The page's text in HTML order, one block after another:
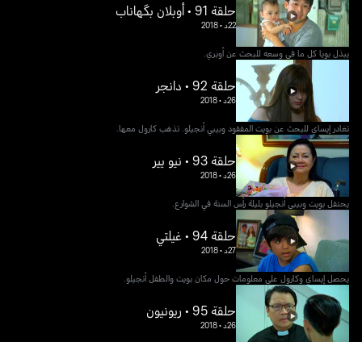
حلقة 91 • أوبلان بگهاناب
22د •
2018
يبذل بويا كل ما في وسعه للبحث عن أوبري.
حلقة 92 • دانجر
26د •
2018
تغادر إيساي للبحث عن بويت المفقود وبيبي أنجيلو. تذهب كارول معها.
حلقة 93 • نيو يير
26د •
2018
يحتفل بويت وبيبي أنجيلو بليلة رأس السنة في الشوارع.
حلقة 94 • غيلتي
27د •
2018
يحصل إيساي وكارول على معلومات حول مكان بويت والطفل أنجيلو.
حلقة 95 • ريونيون
26د •
2018